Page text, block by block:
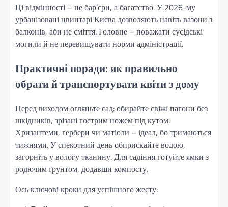
Ці відмінності – не бар’єри, а багатство. У 2026-му
урбанізовані цвинтарі Києва дозволяють навіть вазони з
балконів, аби не сміття. Головне – поважати сусідські
могили й не перевищувати норми адміністрації.
Практичні поради: як правильно
обрати й транспортувати квіти з дому
Перед виходом огляньте сад: обирайте свіжі пагони без
шкідників, зрізані гострим ножем під кутом.
Хризантеми, гербери чи матіоли – ідеал, бо тримаються
тижнями. У спекотний день обприскайте водою,
загорніть у вологу тканину. Для садіння готуйте ямки з
родючим ґрунтом, додавши компосту.
Ось ключові кроки для успішного жесту: